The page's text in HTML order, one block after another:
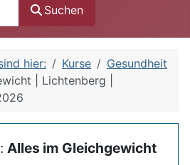
Suchen
hier: Kurse
Gesundheit
| Lichtenberg |
Alles im Gleichgewicht